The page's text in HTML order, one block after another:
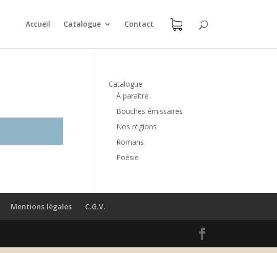
Accueil Catalogue Contact
Catalogue
À paraître
Bouches émissaires
Nos régions
Romans
Poésie
Mentions légales C.G.V.